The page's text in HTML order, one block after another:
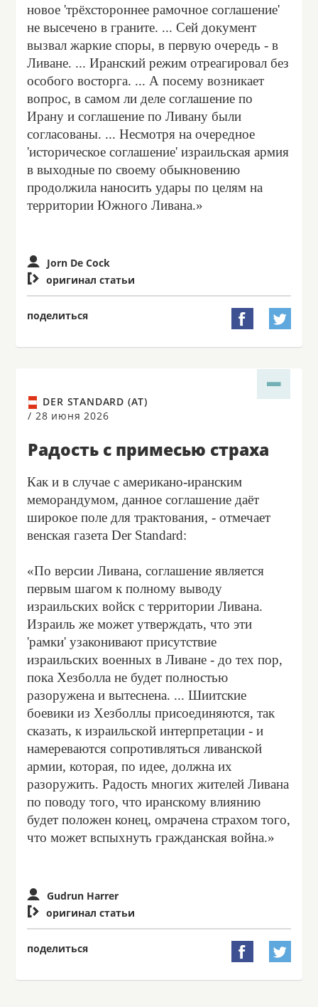
новое 'трёхстороннее рамочное соглашение'
не высечено в граните. ... Сей документ
вызвал жаркие споры, в первую очередь - в
Ливане. ... Иранский режим отреагировал без
особого восторга. ... А посему возникает
вопрос, в самом ли деле соглашение по
Ирану и соглашение по Ливану были
согласованы. ... Несмотря на очередное
'историческое соглашение' израильская армия
в выходные по своему обыкновению
продолжила наносить удары по целям на
территории Южного Ливана.»
Jorn De Cock
 оригинал статьи
поделиться  
DER STANDARD (AT)
/ 28 июня 2026
Радость с примесью страха
Как и в случае с американо-иранским
меморандумом, данное соглашение даёт
широкое поле для трактования, - отмечает
венская газета Der Standard:
«По версии Ливана, соглашение является
первым шагом к полному выводу
израильских войск с территории Ливана.
Израиль же может утверждать, что эти
'рамки' узаконивают присутствие
израильских военных в Ливане - до тех пор,
пока Хезболла не будет полностью
разоружена и вытеснена. ... Шиитские
боевики из Хезболлы присоединяются, так
сказать, к израильской интерпретации - и
намереваются сопротивляться ливанской
армии, которая, по идее, должна их
разоружить. Радость многих жителей Ливана
по поводу того, что иранскому влиянию
будет положен конец, омрачена страхом того,
что может вспыхнуть гражданская война.»
Gudrun Harrer
 оригинал статьи
поделиться  